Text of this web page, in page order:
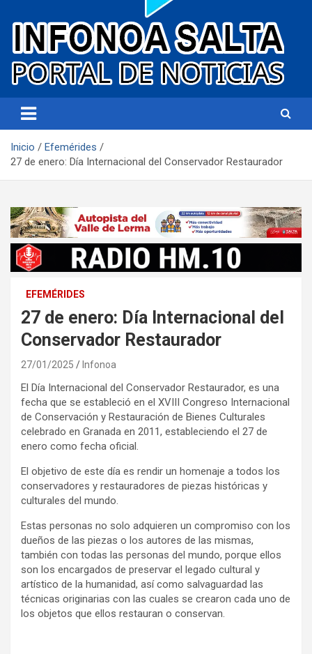
Infonoa Salta
Inicio
Efemérides
27 de enero: Día Internacional del Conservador Restaurador
EFEMÉRIDES
27 de enero: Día Internacional del
Conservador Restaurador
27/01/2025 Infonoa
El Día Internacional del Conservador Restaurador, es una
fecha que se estableció en el XVIII Congreso Internacional
de Conservación y Restauración de Bienes Culturales
celebrado en Granada en 2011, estableciendo el 27 de
enero como fecha oficial.
El objetivo de este día es rendir un homenaje a todos los
conservadores y restauradores de piezas históricas y
culturales del mundo.
Estas personas no solo adquieren un compromiso con los
dueños de las piezas o los autores de las mismas,
también con todas las personas del mundo, porque ellos
son los encargados de preservar el legado cultural y
artístico de la humanidad, así como salvaguardad las
técnicas originarias con las cuales se crearon cada uno de
los objetos que ellos restauran o conservan.